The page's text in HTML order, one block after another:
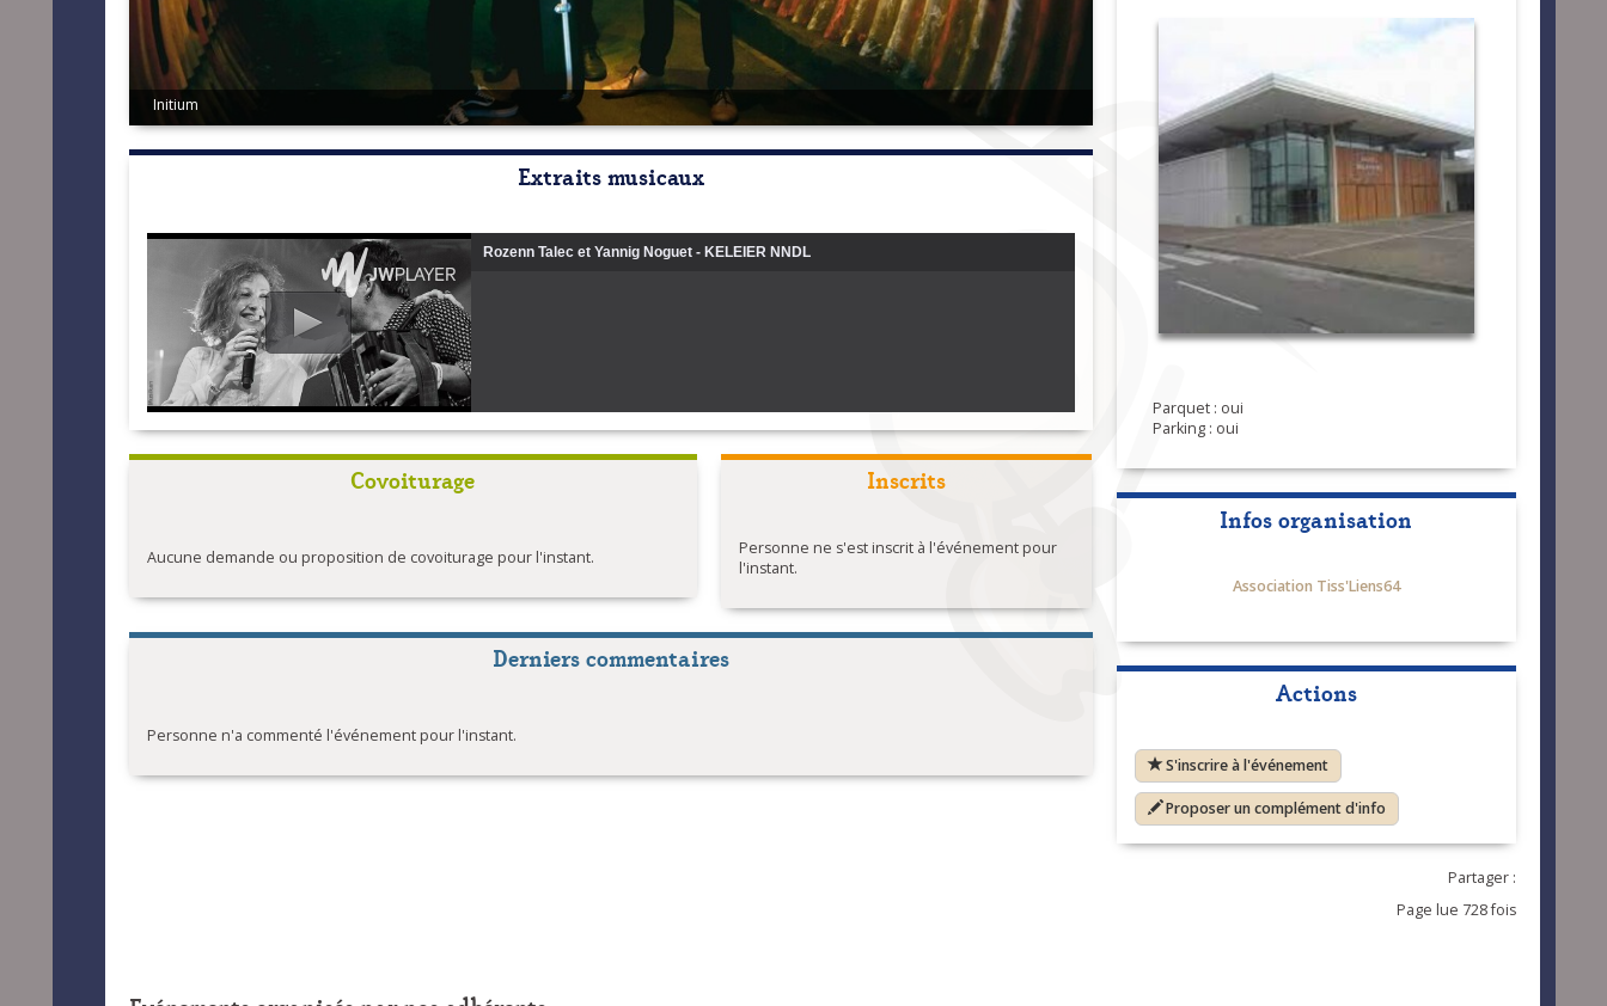
Rozenn Talec & Yannig Noguet - Eric LEGRET
Extraits musicaux
Rozenn Talec et Yannig Noguet - KELEIER NNDL
Covoiturage
Aucune demande ou proposition de covoiturage pour l'instant.
Inscrits
Personne ne s'est inscrit à l'événement pour
l'instant.
Derniers commentaires
Personne n'a commenté l'événement pour l'instant.
Parquet : oui
Parking : oui
Infos organisation
Association Tiss'Liens64
Actions
S'inscrire à l'événement
Proposer un complément d'info
Partager :
Page lue 728 fois